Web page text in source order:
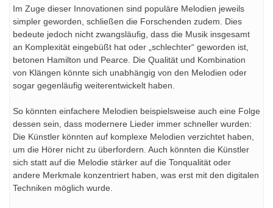
Im Zuge dieser Innovationen sind populäre Melodien jeweils
simpler geworden, schließen die Forschenden zudem. Dies
bedeute jedoch nicht zwangsläufig, dass die Musik insgesamt
an Komplexität eingebüßt hat oder „schlechter“ geworden ist,
betonen Hamilton und Pearce. Die Qualität und Kombination
von Klängen könnte sich unabhängig von den Melodien oder
sogar gegenläufig weiterentwickelt haben.
So könnten einfachere Melodien beispielsweise auch eine Folge
dessen sein, dass modernere Lieder immer schneller wurden:
Die Künstler könnten auf komplexe Melodien verzichtet haben,
um die Hörer nicht zu überfordern. Auch könnten die Künstler
sich statt auf die Melodie stärker auf die Tonqualität oder
andere Merkmale konzentriert haben, was erst mit den digitalen
Techniken möglich wurde.